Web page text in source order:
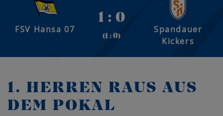
FSV Hansa 07
1 : 0
(1 : 0)
Spandauer
Kickers
1. HERREN RAUS AUS
DEM POKAL